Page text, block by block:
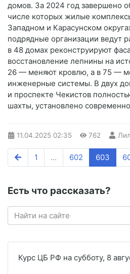
домов. За 2024 год завершено
числе которых жилые
Западном и Карасунском
подрядные организации ведут
в 48 домах реконструируют
восстановление лепнины на
26 — меняют кровлю, а в 75 —
инженерные системы. В двух
и проспекте Чекистов
шахты, установлено
11.04.2025 02:35 762
1 ... 602 603
Есть что рассказать?
Курс ЦБ РФ на субботу, 8